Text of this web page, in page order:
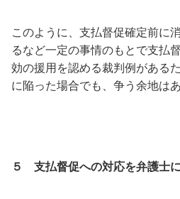
このように、支払督促確定前に
るなど一定の事情のもとで支払
効の援用を認める裁判例がある
に陥った場合でも、争う余地は
５ 支払督促への対応を弁護士